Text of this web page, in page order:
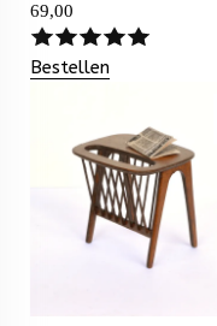
69,00
Bestellen